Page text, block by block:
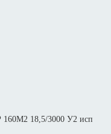
160M2 18,5/3000 У2 исп